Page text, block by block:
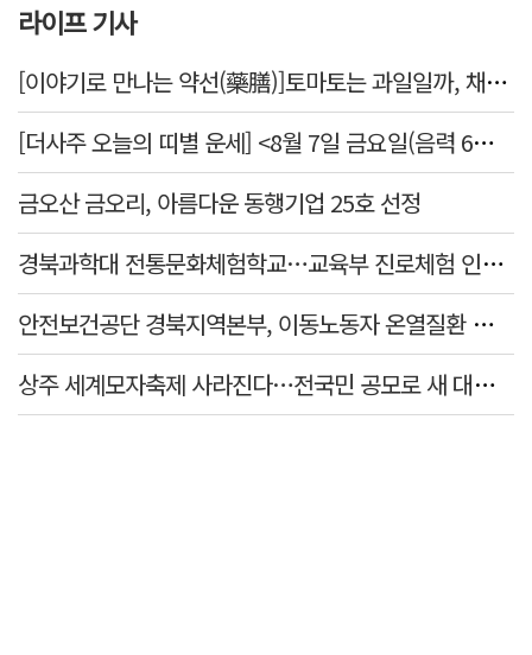
라이프 기사
[이야기로 만나는 약선(藥膳)]토마토는 과일일까, 채소일까
[더사주 오늘의 띠별 운세] <8월 7일 금요일(음력 6월25일)>
금오산 금오리, 아름다운 동행기업 25호 선정
경북과학대 전통문화체험학교…교육부 진로체험 인증기관 선정
안전보건공단 경북지역본부, 이동노동자 온열질환 예방 캠페인
상주 세계모자축제 사라진다…전국민 공모로 새 대표축제 발굴 나서